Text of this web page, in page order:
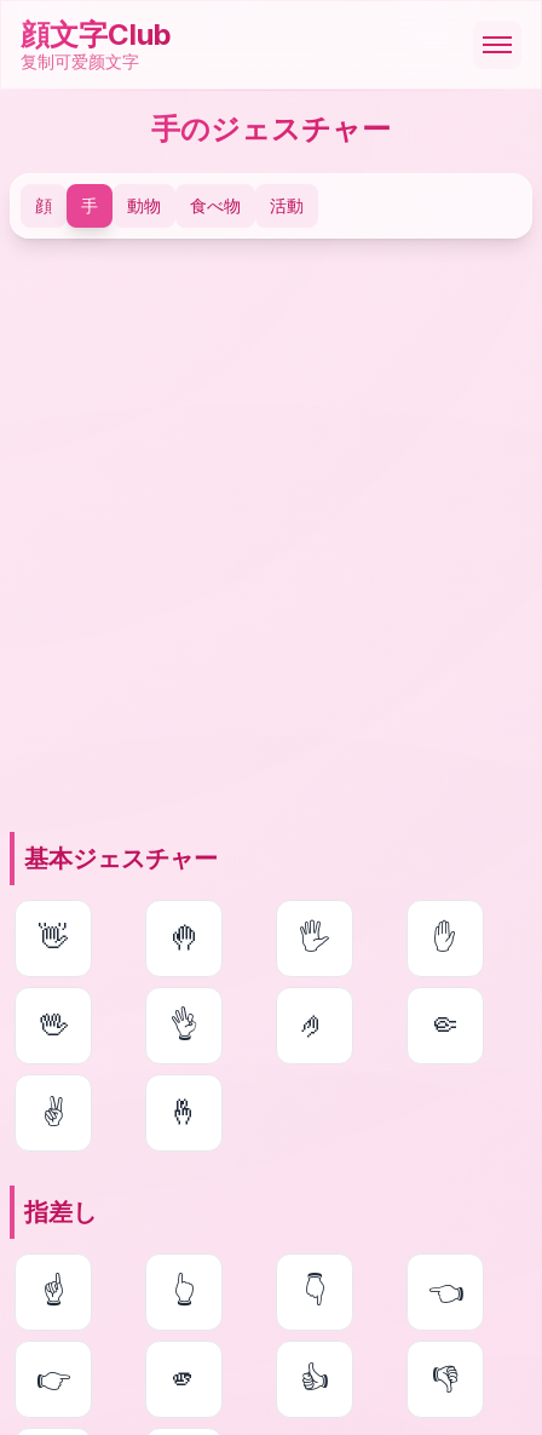
顔文字Club
复制可爱颜文字
顔文字
絵文字
手のジェスチャー
顔 手 動物 食べ物 活動
基本ジェスチャー
👋 🤚 🖐 ✋
🖖 👌 🤌 🤏
✌ 🤞
指差し
☝ 👆 👇 👈
👉 🫵 👍 👎